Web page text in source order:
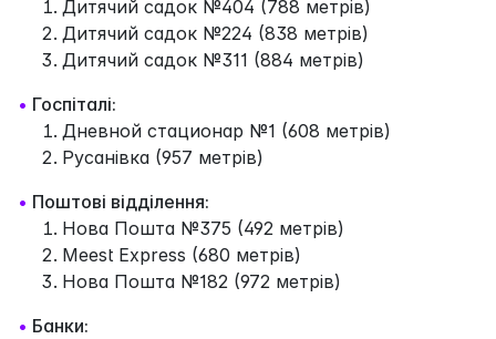
Дитячий садок №404 (788 метрів)
Дитячий садок №224 (838 метрів)
Дитячий садок №311 (884 метрів)
• Госпіталі:
Дневной стационар №1 (608 метрів)
Русанівка (957 метрів)
• Поштові відділення:
Нова Пошта №375 (492 метрів)
Meest Express (680 метрів)
Нова Пошта №182 (972 метрів)
• Банки: